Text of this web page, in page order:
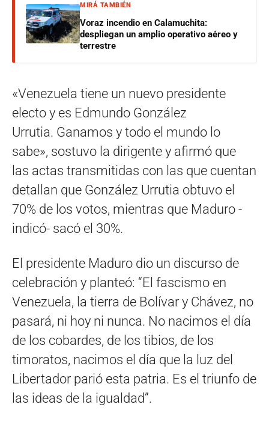
MIRÁ TAMBIÉN
Voraz incendio en Calamuchita:
despliegan un amplio operativo aéreo y
terrestre
«Venezuela tiene un nuevo presidente
electo y es Edmundo González
Urrutia. Ganamos y todo el mundo lo
sabe», sostuvo la dirigente y afirmó que
las actas transmitidas con las que cuentan
detallan que González Urrutia obtuvo el
70% de los votos, mientras que Maduro -
indicó- sacó el 30%.
El presidente Maduro dio un discurso de
celebración y planteó: “El fascismo en
Venezuela, la tierra de Bolívar y Chávez, no
pasará, ni hoy ni nunca. No nacimos el día
de los cobardes, de los tibios, de los
timoratos, nacimos el día que la luz del
Libertador parió esta patria. Es el triunfo de
las ideas de la igualdad”.